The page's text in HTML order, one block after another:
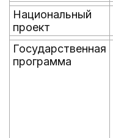
Национальный
проект
Государственная
программа